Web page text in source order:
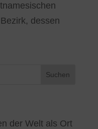
dessen
der Welt als Ort